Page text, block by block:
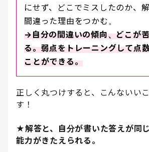
にせず、どこでミスしたのか、解
間違った理由をつかむ。
→自分の間違いの傾向、どこが
る。弱点をトレーニングして点
ことができる。
正しく丸つけすると、こんないい
す！
★解答と、自分が書いた答えが同
能力がきたえられる。